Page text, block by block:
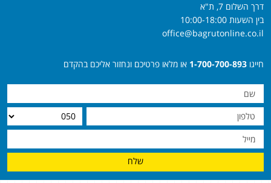
דרך השלום 7, ת"א
בין השעות 10:00-18:00
office@bagrutonline.co.il
חייגו 1-700-700-893 או מלאו פרטיכם ונחזור אליכם בהקדם
שלח